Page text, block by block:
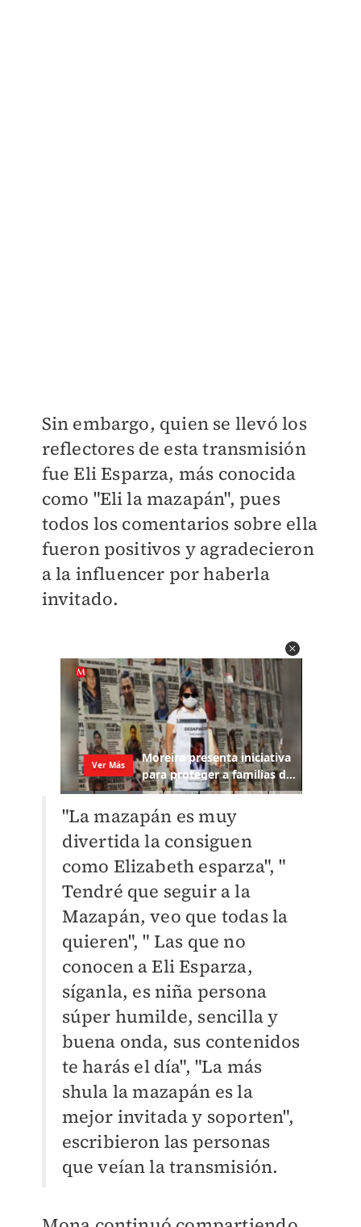
Sin embargo, quien se llevó los
reflectores de esta transmisión
fue Eli Esparza, más conocida
como "Eli la mazapán", pues
todos los comentarios sobre ella
fueron positivos y agradecieron
a la influencer por haberla
invitado.
"La mazapán es muy
divertida la consiguen
como Elizabeth esparza", "
Tendré que seguir a la
Mazapán, veo que todas la
quieren", " Las que no
conocen a Eli Esparza,
síganla, es niña persona
súper humilde, sencilla y
buena onda, sus contenidos
te harás el día", "La más
shula la mazapán es la
mejor invitada y soporten",
escribieron las personas
que veían la transmisión.